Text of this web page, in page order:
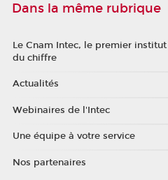
Dans la même rubrique
Le Cnam Intec, le premier
du chiffre
Actualités
Webinaires de l'Intec
Une équipe à votre service
Nos partenaires